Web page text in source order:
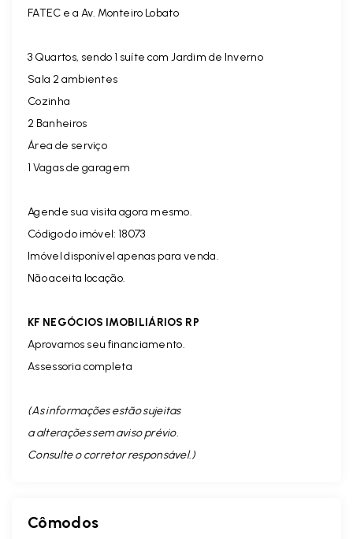
FATEC e a Av. Monteiro Lobato
3 Quartos, sendo 1 suíte com Jardim de Inverno
Sala 2 ambientes
Cozinha
2 Banheiros
Área de serviço
1 Vagas de garagem
Agende sua visita agora mesmo.
Código do imóvel: 18073
Imóvel disponível apenas para venda.
Não aceita locação.
KF NEGÓCIOS IMOBILIÁRIOS RP
Aprovamos seu financiamento.
Assessoria completa
(As informações estão sujeitas
a alterações sem aviso prévio.
Consulte o corretor responsável. )
Cômodos